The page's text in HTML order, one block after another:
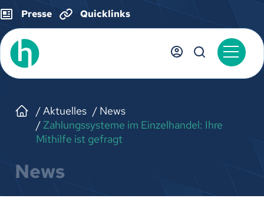
Presse Quicklinks
Aktuelles
News
Zahlungssysteme im Einzelhandel: Ihre
Mithilfe ist gefragt
News